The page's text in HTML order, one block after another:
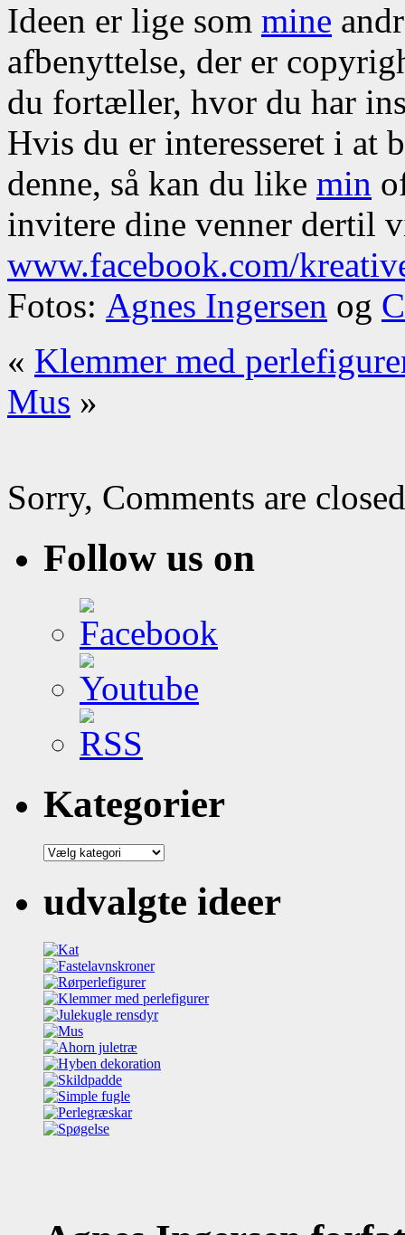
Ideen er lige som mine
afbenyttelse, der er
du fortæller, hvor du har
Hvis du er interesseret i at
denne, så kan du like min
invitere dine venner dertil
www.facebook.com/
Fotos: Agnes Ingersen og
« Klemmer med
Mus »
Sorry, Comments are
Follow us on
Kategorier
Kategorier
udvalgte ideer